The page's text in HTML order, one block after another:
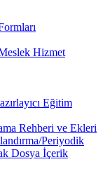
Hizmet
Eğitim
Rehberi ve Ekleri
Periyodik
Dosya İçerik